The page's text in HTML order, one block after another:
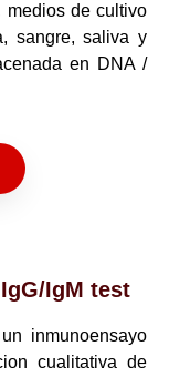
medios de cultivo
sangre, saliva y
en DNA /
IgM test
inmunoensayo
cualitativa de